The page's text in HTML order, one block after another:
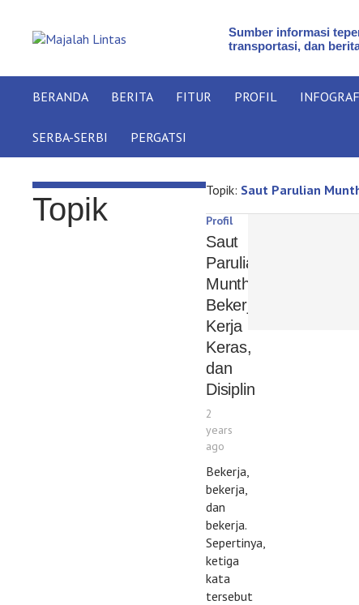
Sumber informasi
transportasi, dan
BERANDA BERITA FITUR PROFIL
SERBA-SERBI PERGATSI
Topik
Topik: Saut Parulian
Profil
Saut
Parulian
Munthe:
Bekerja,
Kerja
Keras,
dan
Disiplin
2
years
ago
Bekerja,
bekerja,
dan
bekerja.
Sepertinya,
ketiga
kata
tersebut